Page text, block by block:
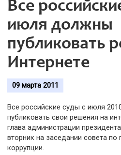
Все
июля должны
публиковать
Интернете
09 марта 2011
Все российские суды с июля
публиковать свои решения на
глава администрации
вторник на заседании совета по
коррупции.